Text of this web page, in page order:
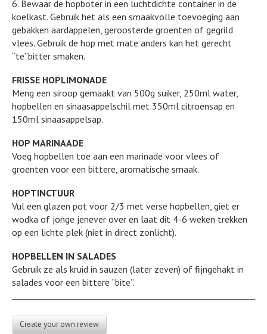
6. Bewaar de hopboter in een luchtdichte container in de
koelkast. Gebruik het als een smaakvolle toevoeging aan
gebakken aardappelen, geroosterde groenten of gegrild
vlees. Gebruik de hop met mate anders kan het gerecht
“te”bitter smaken.
FRISSE HOPLIMONADE
Meng een siroop gemaakt van 500g suiker, 250ml water,
hopbellen en sinaasappelschil met 350ml citroensap en
150ml sinaasappelsap.
HOP MARINAADE
Voeg hopbellen toe aan een marinade voor vlees of
groenten voor een bittere, aromatische smaak.
HOPTINCTUUR
Vul een glazen pot voor 2/3 met verse hopbellen, giet er
wodka of jonge jenever over en laat dit 4-6 weken trekken
op een lichte plek (niet in direct zonlicht).
HOPBELLEN IN SALADES
Gebruik ze als kruid in sauzen (later zeven) of fijngehakt in
salades voor een bittere “bite”.
Create your own review